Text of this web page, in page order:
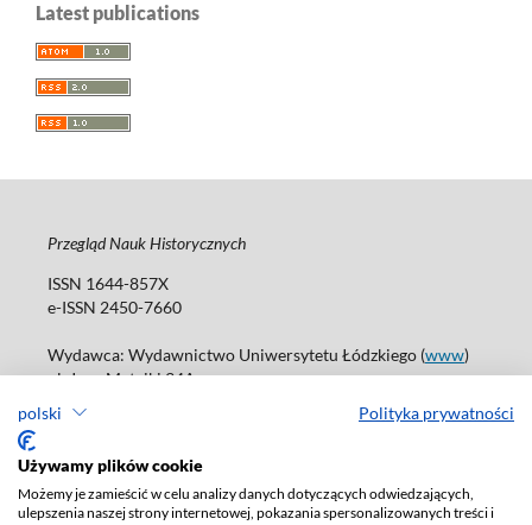
polski Polityka prywatności
Używamy plików cookie
Możemy je zamieścić w celu analizy danych dotyczących odwiedzających,
ulepszenia naszej strony internetowej, pokazania spersonalizowanych treści i
Latest publications
Przegląd Nauk Historycznych
ISSN 1644-857X
e-ISSN 2450-7660
Wydawca: Wydawnictwo Uniwersytetu Łódzkiego (www)
ul. Jana Matejki 34A
Tel.: 42 235 01 65, fax: 42 66 55 86
Deklaracja dostępności